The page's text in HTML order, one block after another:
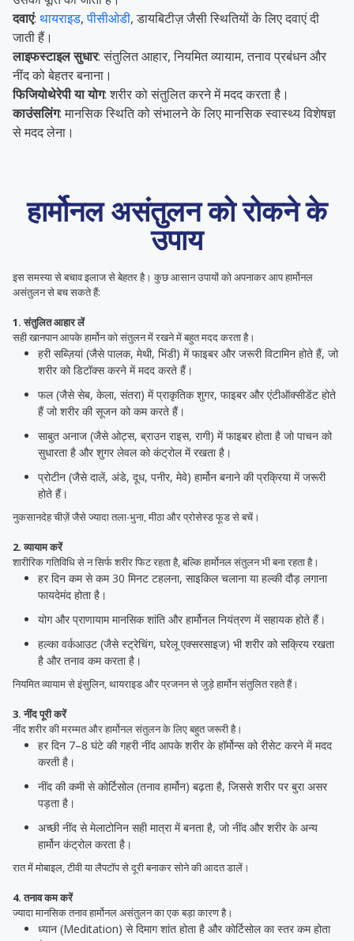
दवाएं: थायराइड,पीसीओडी, डायबिटीज़ जैसी स्थितियों के लिए दवाएं दी
जाती हैं।
लाइफस्टाइल सुधार: संतुलित आहार, नियमित व्यायाम, तनाव प्रबंधन और
नींद को बेहतर बनाना।
फिजियोथेरेपी या योग: शरीर को संतुलित करने में मदद करता है।
काउंसलिंग: मानसिक स्थिति को संभालने के लिए मानसिक स्वास्थ्य विशेषज्ञ
से मदद लेना।
हार्मोनल असंतुलन को रोकने के
उपाय
इस समस्या से बचाव इलाज से बेहतर है। कुछ आसान उपायों को अपनाकर आप हार्मोनल
असंतुलन से बच सकते हैं:
1. संतुलित आहार लें
सही खानपान आपके हार्मोन को संतुलन में रखने में बहुत मदद करता है।
हरी सब्ज़ियां (जैसे पालक, मेथी, भिंडी) में फाइबर और जरूरी विटामिन होते हैं, जो
शरीर को डिटॉक्स करने में मदद करते हैं।
फल (जैसे सेब, केला, संतरा) में प्राकृतिक शुगर, फाइबर और एंटीऑक्सीडेंट होते
हैं जो शरीर की सूजन को कम करते हैं।
साबुत अनाज (जैसे ओट्स, ब्राउन राइस, रागी) में फाइबर होता है जो पाचन को
सुधारता है और शुगर लेवल को कंट्रोल में रखता है।
प्रोटीन (जैसे दालें, अंडे, दूध, पनीर, मेवे) हार्मोन बनाने की प्रक्रिया में जरूरी
होते हैं।
नुकसानदेह चीज़ें जैसे ज्यादा तला-भुना, मीठा और प्रोसेस्ड फूड से बचें।
2. व्यायाम करें
शारीरिक गतिविधि से न सिर्फ शरीर फिट रहता है, बल्कि हार्मोनल संतुलन भी बना रहता है।
हर दिन कम से कम 30 मिनट टहलना, साइकिल चलाना या हल्की दौड़ लगाना
फायदेमंद होता है।
योग और प्राणायाम मानसिक शांति और हार्मोनल नियंत्रण में सहायक होते हैं।
हल्का वर्कआउट (जैसे स्ट्रेचिंग, घरेलू एक्सरसाइज) भी शरीर को सक्रिय रखता
है और तनाव कम करता है।
नियमित व्यायाम से इंसुलिन, थायराइड और प्रजनन से जुड़े हार्मोन संतुलित रहते हैं।
3. नींद पूरी करें
नींद शरीर की मरम्मत और हार्मोनल संतुलन के लिए बहुत जरूरी है।
हर दिन 7–8 घंटे की गहरी नींद आपके शरीर के हॉर्मोन्स को रीसेट करने में मदद
करती है।
नींद की कमी से कोर्टिसोल (तनाव हार्मोन) बढ़ता है, जिससे शरीर पर बुरा असर
पड़ता है।
अच्छी नींद से मेलाटोनिन सही मात्रा में बनता है, जो नींद और शरीर के अन्य
हार्मोन कंट्रोल करता है।
रात में मोबाइल, टीवी या लैपटॉप से दूरी बनाकर सोने की आदत डालें।
4. तनाव कम करें
ज्यादा मानसिक तनाव हार्मोनल असंतुलन का एक बड़ा कारण है।
ध्यान (Meditation) से दिमाग शांत होता है और कोर्टिसोल का स्तर कम होता